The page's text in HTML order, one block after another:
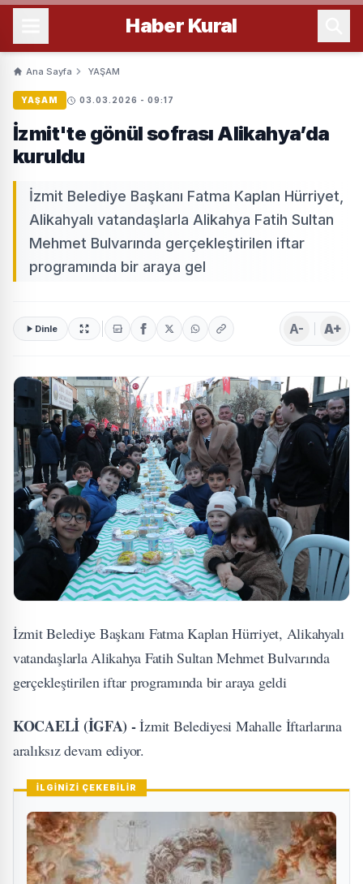
Haber Kural
Ana Sayfa YAŞAM
YAŞAM 03.03.2026 - 09:17
İzmit'te gönül sofrası Alikahya’da
kuruldu
İzmit Belediye Başkanı Fatma Kaplan Hürriyet,
Alikahyalı vatandaşlarla Alikahya Fatih Sultan
Mehmet Bulvarında gerçekleştirilen iftar
programında bir araya gel
Dinle A- A+
İzmit Belediye Başkanı Fatma Kaplan Hürriyet, Alikahyalı
vatandaşlarla Alikahya Fatih Sultan Mehmet Bulvarında
gerçekleştirilen iftar programında bir araya geldi
KOCAELİ (İGFA) -İzmit Belediyesi Mahalle İftarlarına
aralıksız devam ediyor.
İLGİNİZİ ÇEKEBİLİR